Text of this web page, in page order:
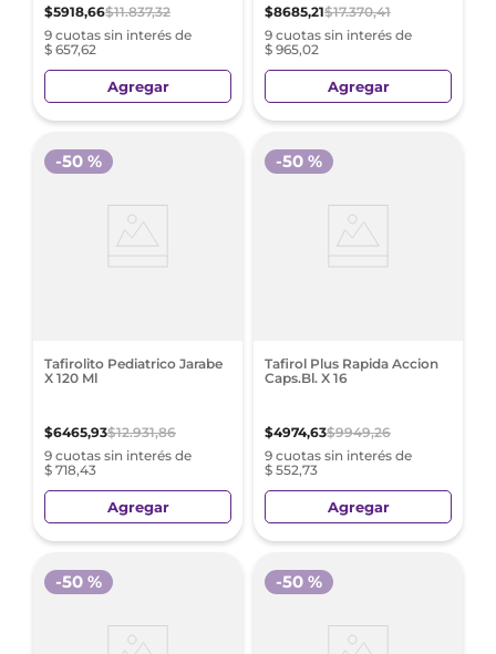
$5918,66$11.837,32
9 cuotas sin interés de
$ 657,62
Agregar
$8685,21$17.370,41
9 cuotas sin interés de
$ 965,02
Agregar
Tafirolito Pediatrico Jarabe
X 120 Ml
$6465,93$12.931,86
9 cuotas sin interés de
$ 718,43
-50 %
Agregar
Tafirol Plus Rapida Accion
Caps.Bl. X 16
$4974,63$9949,26
9 cuotas sin interés de
$ 552,73
-50 %
Agregar
-50 % -50 %